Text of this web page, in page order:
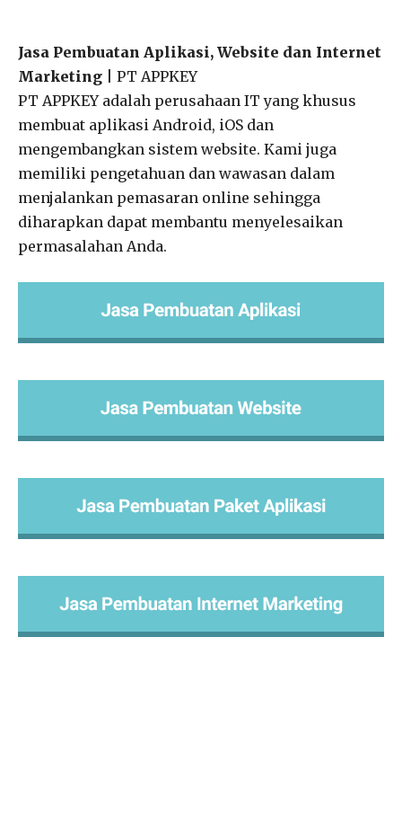
Jasa Pembuatan Aplikasi, Website dan Internet
Marketing | PT APPKEY
PT APPKEY adalah perusahaan IT yang khusus
membuat aplikasi Android, iOS dan
mengembangkan sistem website. Kami juga
memiliki pengetahuan dan wawasan dalam
menjalankan pemasaran online sehingga
diharapkan dapat membantu menyelesaikan
permasalahan Anda.